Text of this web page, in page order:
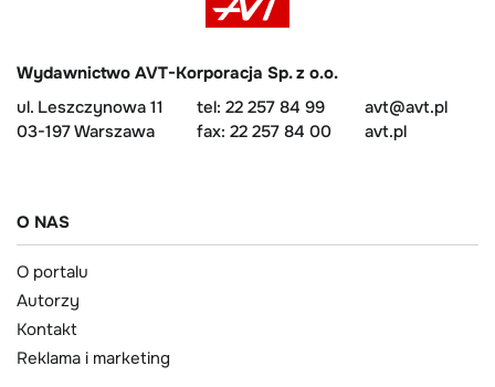
Wydawnictwo AVT-Korporacja Sp. z o.o.
ul. Leszczynowa 11
03-197 Warszawa
tel: 22 257 84 99
fax: 22 257 84 00
avt@avt.pl
avt.pl
O NAS
O portalu
Autorzy
Kontakt
Reklama i marketing